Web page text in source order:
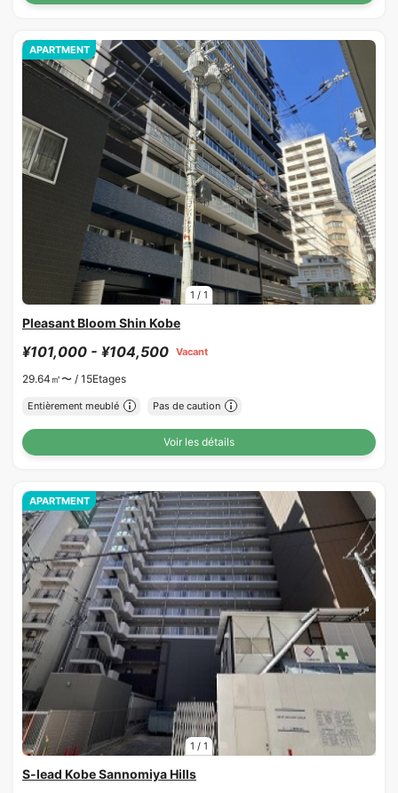
1 / 1
APARTMENT
Pleasant Bloom Shin Kobe
¥101,000 - ¥104,500 Vacant
29.64㎡〜 / 15Etages
Entièrement meublé Pas de caution
Voir les détails
1 / 1
APARTMENT
S-lead Kobe Sannomiya Hills